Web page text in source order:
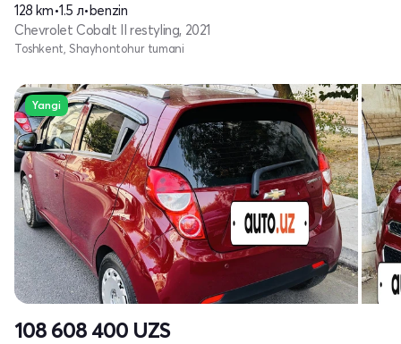
128 km•1.5 л•benzin
Chevrolet Cobalt II restyling, 2021
Toshkent, Shayhontohur tumani
Yangi
108 608 400 UZS